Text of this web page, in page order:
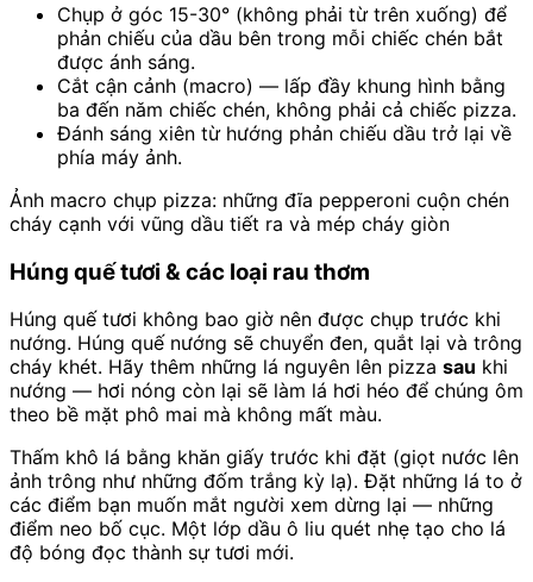
Chụp ở góc 15-30° (không phải từ trên xuống) để
phản chiếu của dầu bên trong mỗi chiếc chén bắt
được ánh sáng.
Cắt cận cảnh (macro) — lấp đầy khung hình bằng
ba đến năm chiếc chén, không phải cả chiếc pizza.
Đánh sáng xiên từ hướng phản chiếu dầu trở lại về
phía máy ảnh.
Ảnh macro chụp pizza: những đĩa pepperoni cuộn chén
cháy cạnh với vũng dầu tiết ra và mép cháy giòn
Húng quế tươi & các loại rau thơm
Húng quế tươi không bao giờ nên được chụp trước khi
nướng. Húng quế nướng sẽ chuyển đen, quắt lại và trông
cháy khét. Hãy thêm những lá nguyên lên pizza sau khi
nướng — hơi nóng còn lại sẽ làm lá hơi héo để chúng ôm
theo bề mặt phô mai mà không mất màu.
Thấm khô lá bằng khăn giấy trước khi đặt (giọt nước lên
ảnh trông như những đốm trắng kỳ lạ). Đặt những lá to ở
các điểm bạn muốn mắt người xem dừng lại — những
điểm neo bố cục. Một lớp dầu ô liu quét nhẹ tạo cho lá
độ bóng đọc thành sự tươi mới.